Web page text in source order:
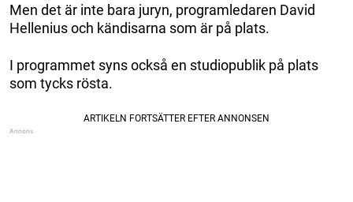
Men det är inte bara juryn, programledaren David
Hellenius och kändisarna som är på plats.
I programmet syns också en studiopublik på plats
som tycks rösta.